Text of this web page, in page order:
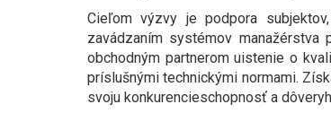
Cieľom výzvy je podpora
zavádzaním systémov
obchodným partnerom uistenie o
príslušnými technickými normami.
svoju konkurencieschopnosť a